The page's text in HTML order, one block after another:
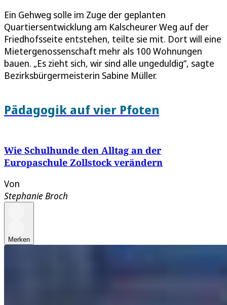
Ein Gehweg solle im Zuge der geplanten
Quartiersentwicklung am Kalscheurer Weg auf der
Friedhofsseite entstehen, teilte sie mit. Dort will eine
Mietergenossenschaft mehr als 100 Wohnungen
bauen. „Es zieht sich, wir sind alle ungeduldig“, sagte
Bezirksbürgermeisterin Sabine Müller.
Pädagogik auf vier Pfoten
Wie Schulhunde den Alltag an der
Europaschule Zollstock verändern
Von
Stephanie Broch
Merken